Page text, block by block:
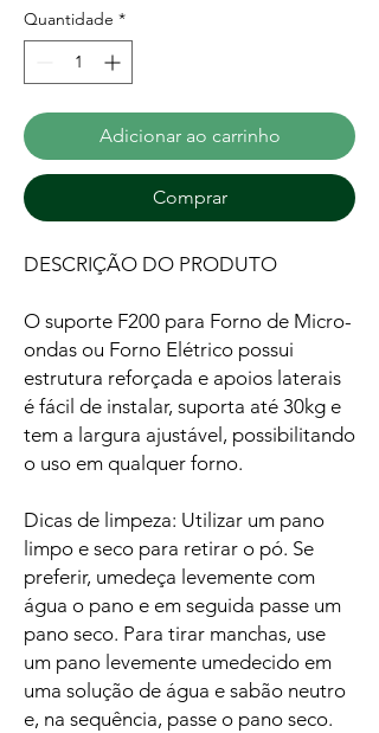
Quantidade *
Adicionar ao carrinho
Comprar
DESCRIÇÃO DO PRODUTO
O suporte F200 para Forno de Micro-
ondas ou Forno Elétrico possui
estrutura reforçada e apoios laterais
é fácil de instalar, suporta até 30kg e
tem a largura ajustável, possibilitando
o uso em qualquer forno.
Dicas de limpeza: Utilizar um pano
limpo e seco para retirar o pó. Se
preferir, umedeça levemente com
água o pano e em seguida passe um
pano seco. Para tirar manchas, use
um pano levemente umedecido em
uma solução de água e sabão neutro
e, na sequência, passe o pano seco.